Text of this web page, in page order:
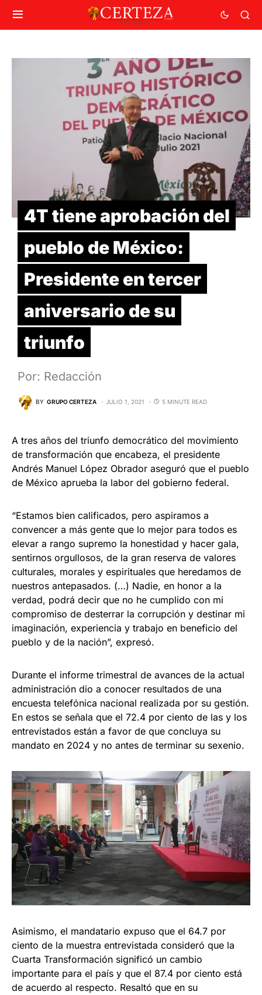
4T tiene aprobación del
pueblo de México:
Presidente en tercer
aniversario de su
triunfo
Por: Redacción
BY GRUPO CERTEZA JULIO 1, 2021 5 MINUTE READ
A tres años del triunfo democrático del movimiento
de transformación que encabeza, el presidente
Andrés Manuel López Obrador aseguró que el pueblo
de México aprueba la labor del gobierno federal.
“Estamos bien calificados, pero aspiramos a
convencer a más gente que lo mejor para todos es
elevar a rango supremo la honestidad y hacer gala,
sentirnos orgullosos, de la gran reserva de valores
culturales, morales y espirituales que heredamos de
nuestros antepasados. (…) Nadie, en honor a la
verdad, podrá decir que no he cumplido con mi
compromiso de desterrar la corrupción y destinar mi
imaginación, experiencia y trabajo en beneficio del
pueblo y de la nación”, expresó.
Durante el informe trimestral de avances de la actual
administración dio a conocer resultados de una
encuesta telefónica nacional realizada por su gestión.
En estos se señala que el 72.4 por ciento de las y los
entrevistados están a favor de que concluya su
mandato en 2024 y no antes de terminar su sexenio.
Asimismo, el mandatario expuso que el 64.7 por
ciento de la muestra entrevistada consideró que la
Cuarta Transformación significó un cambio
importante para el país y que el 87.4 por ciento está
de acuerdo al respecto. Resaltó que en su